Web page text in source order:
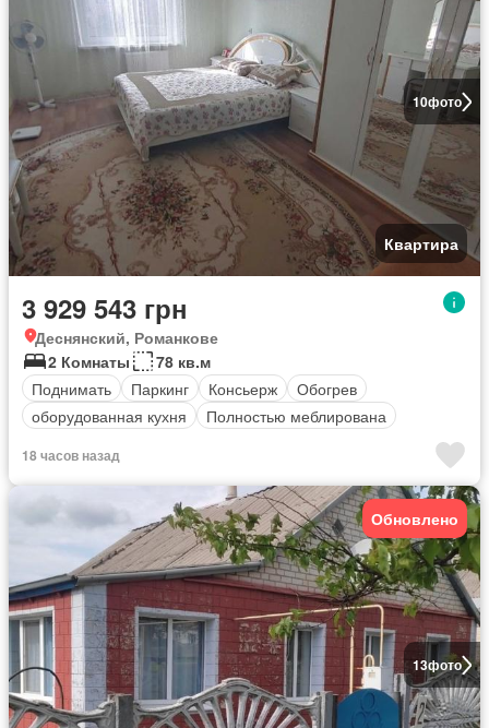
10фото
Квартира
3 929 543 грн
Деснянский, Романкове
2 Комнаты
78 кв.м
Поднимать
Паркинг Консьерж
Обогрев
оборудованная кухня
Полностью меблирована
18 часов назад
13фото
Обновлено